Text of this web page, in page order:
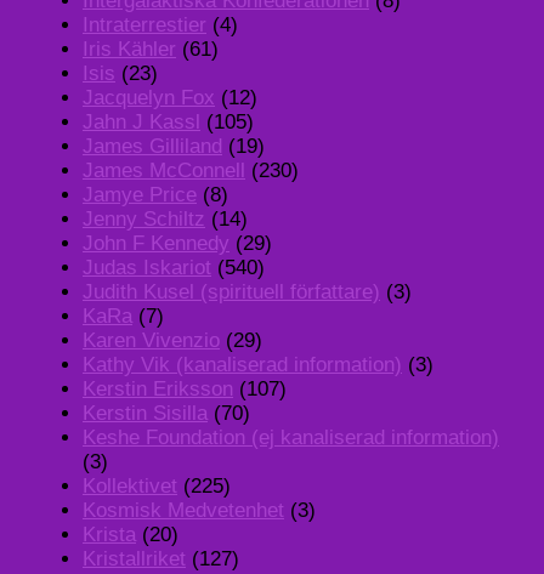
Intraterrestier (4)
Iris Kähler (61)
Isis (23)
Jacquelyn Fox (12)
Jahn J Kassl (105)
James Gilliland (19)
James McConnell (230)
Jamye Price (8)
Jenny Schiltz (14)
John F Kennedy (29)
Judas Iskariot (540)
Judith Kusel (spirituell författare) (3)
KaRa (7)
Karen Vivenzio (29)
Kathy Vik (kanaliserad information) (3)
Kerstin Eriksson (107)
Kerstin Sisilla (70)
Keshe Foundation (ej kanaliserad information)
(3)
Kollektivet (225)
Kosmisk Medvetenhet (3)
Krista (20)
Kristallriket (127)